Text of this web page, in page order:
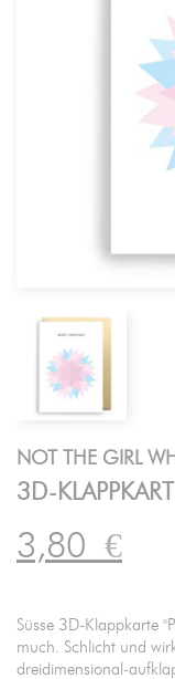
NOT THE GIRL
3D-
3,80€
Süsse 3D-Klappkarte
much. Schlicht und
dreidimensional-